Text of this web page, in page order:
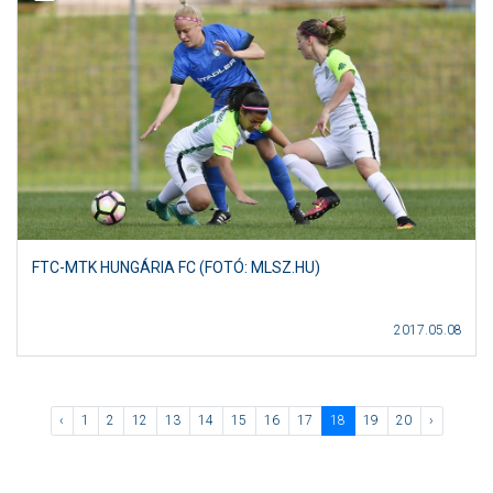
FTC-MTK HUNGÁRIA FC (FOTÓ: MLSZ.HU)
2017.05.08
‹ 1 2 12 13 14 15 16 17 18 19 20 ›